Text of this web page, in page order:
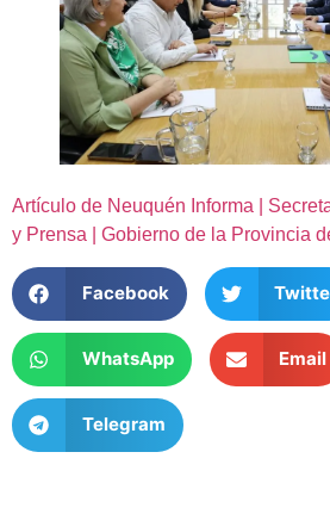
Artículo de Neuquén Informa |
y Prensa | Gobierno de la Provincia
Facebook
WhatsApp Email
Telegram